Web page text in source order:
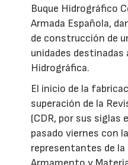
Buque Hidrográfico
Armada Española,
de construcción de
unidades
Hidrográfica.
El inicio de la
superación de la
(CDR, por sus siglas
pasado viernes con
representantes de la